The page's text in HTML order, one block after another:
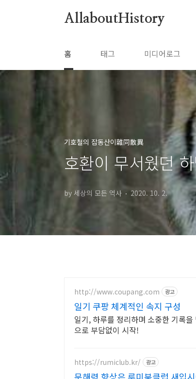
AllaboutHistory
홈 태그 미디어로그
기호철의 잡동산이雜同散異
호환이 무서웠던
by 세상의 모든 역사 2020. 10. 2.
http://www.coupang.com 광고
일기 쿠팡 체계적인 속지 구성
일기, 하루를 정리하며 소중한 기록
으로 부담없이 시작!
https://rumiclub.kr/ 광고